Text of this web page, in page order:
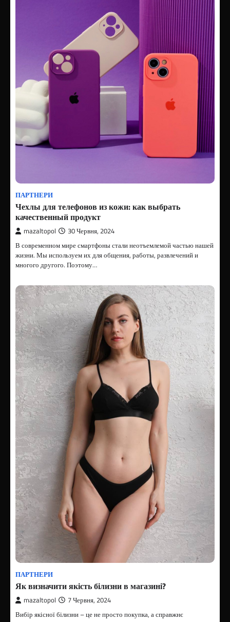
ПАРТНЕРИ
Чехлы для телефонов из кожи: как выбрать
качественный продукт
mazaltopol 30 Червня, 2024
В современном мире смартфоны стали неотъемлемой частью нашей
жизни. Мы используем их для общения, работы, развлечений и
многого другого. Поэтому…
ПАРТНЕРИ
Як визначити якість білизни в магазині?
mazaltopol 7 Червня, 2024
Вибір якісної білизни – це не просто покупка, а справжнє